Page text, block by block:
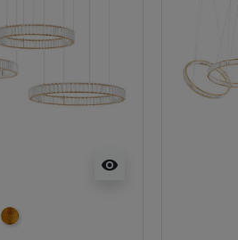
visibility
złoty